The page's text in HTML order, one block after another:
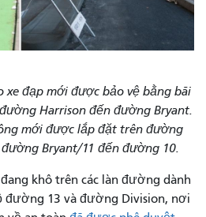
xe đạp mới được bảo vệ bằng bãi
Harrison đến đường Bryant.
mới được lắp đặt trên đường
Bryant/11 đến đường 10.
khô trên các làn đường dành
đường 13 và đường Division, nơi